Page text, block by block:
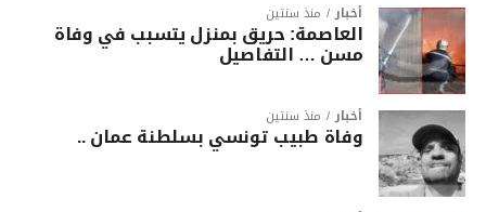
أخبار منذ سنتين
العاصمة: حريق بمنزل يتسبب في وفاة
مسن … التفاصيل
أخبار منذ سنتين
وفاة طبيب تونسي بسلطنة عمان ..